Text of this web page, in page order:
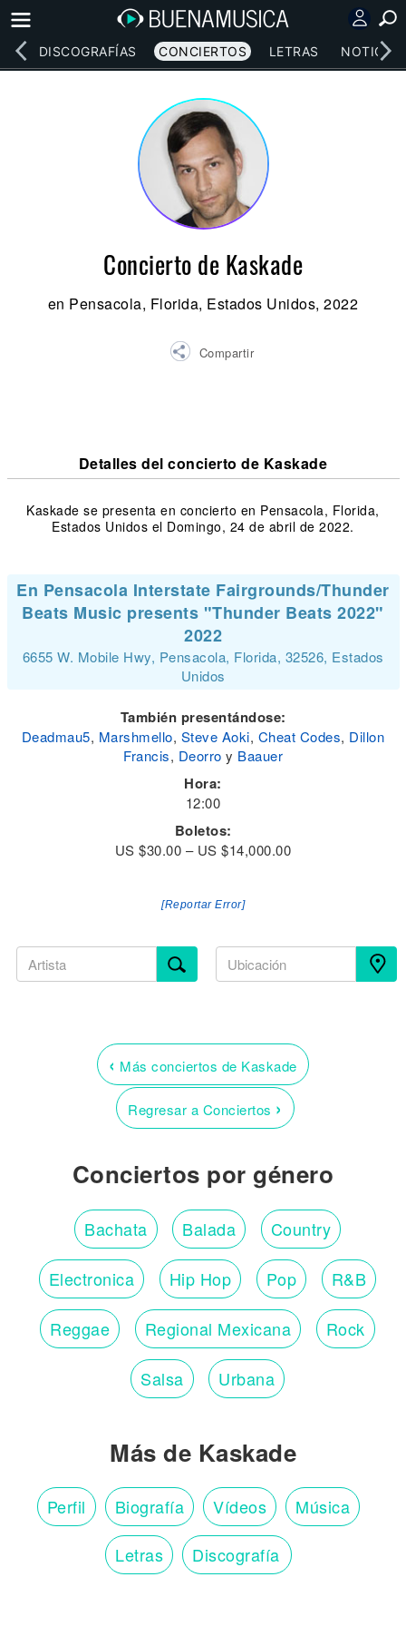
DISCOGRAFÍAS CONCIERTOS LETRAS NOTICIAS
Concierto de Kaskade
en Pensacola, Florida, Estados Unidos, 2022
Compartir
Detalles del concierto de Kaskade
Kaskade se presenta en concierto en Pensacola, Florida,
Estados Unidos el Domingo, 24 de abril de 2022.
En Pensacola Interstate Fairgrounds/Thunder
Beats Music presents "Thunder Beats 2022"
2022
6655 W. Mobile Hwy, Pensacola, Florida, 32526, Estados
Unidos
También presentándose:
Deadmau5, Marshmello, Steve Aoki, Cheat Codes, Dillon
Francis, Deorro y Baauer
Hora:
12:00
Boletos:
US $30.00 – US $14,000.00
[Reportar Error]
‹ Más conciertos de Kaskade
Regresar a Conciertos ›
Conciertos por género
Bachata Balada Country
Electronica Hip Hop Pop R&B
Reggae Regional Mexicana Rock
Salsa Urbana
Más de Kaskade
Perfil Biografía Vídeos Música
Letras Discografía